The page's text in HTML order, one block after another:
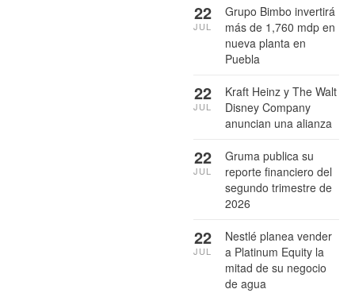
Grupo Bimbo invertirá
más de 1,760 mdp en
nueva planta en
Puebla
22
JUL
Kraft Heinz y The Walt
Disney Company
anuncian una alianza
22
JUL
Gruma publica su
reporte financiero del
segundo trimestre de
2026
22
JUL
Nestlé planea vender
a Platinum Equity la
mitad de su negocio
de agua
22
JUL